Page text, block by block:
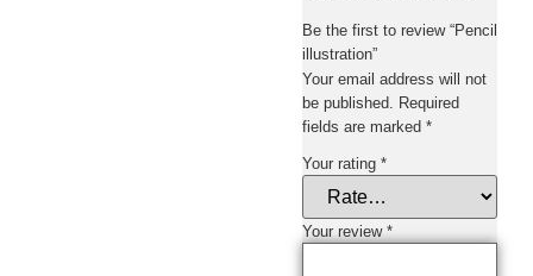
Be the first to review “Pencil
illustration”
Your email address will not
be published. Required
fields are marked *
Your rating *
Your review *